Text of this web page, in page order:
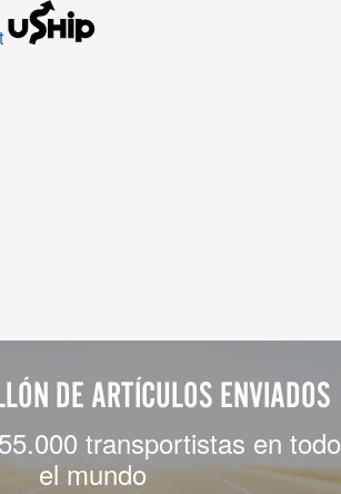
DE ARTÍCULOS ENVIADOS
transportistas en todo
el mundo